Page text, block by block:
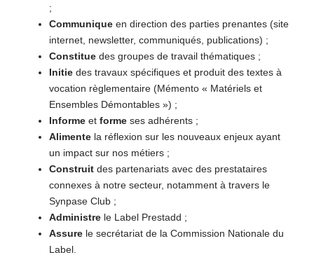
;
Communique en direction des parties prenantes (site
internet, newsletter, communiqués, publications) ;
Constitue des groupes de travail thématiques ;
Initie des travaux spécifiques et produit des textes à
vocation règlementaire (Mémento « Matériels et
Ensembles Démontables ») ;
Informe et forme ses adhérents ;
Alimente la réflexion sur les nouveaux enjeux ayant
un impact sur nos métiers ;
Construit des partenariats avec des prestataires
connexes à notre secteur, notamment à travers le
Synpase Club ;
Administre le Label Prestadd ;
Assure le secrétariat de la Commission Nationale du
Label.